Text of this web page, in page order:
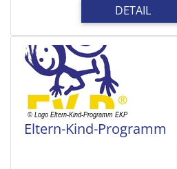
DETAIL
Eltern-Kind-Programm